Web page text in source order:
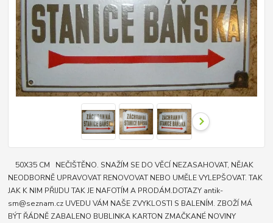
50X35 CM NEČIŠTĚNO. SNAŽÍM SE DO VĚCÍ NEZASAHOVAT, NĚJAK
NEODBORNĚ UPRAVOVAT RENOVOVAT NEBO UMĚLE VYLEPŠOVAT. TAK
JAK K NIM PŘIJDU TAK JE NAFOTÍM A PRODÁM.DOTAZY antik-
sm@seznam.cz UVEDU VÁM NAŠE ZVYKLOSTI S BALENÍM. ZBOŽÍ MÁ
BÝT ŘÁDNĚ ZABALENO BUBLINKA KARTON ZMAČKANÉ NOVINY